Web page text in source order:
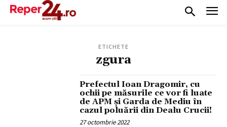
ETICHETE
zgura
Prefectul Ioan Dragomir, cu
ochii pe măsurile ce vor fi luate
de APM și Garda de Mediu în
cazul poluării din Dealu Crucii!
27 octombrie 2022